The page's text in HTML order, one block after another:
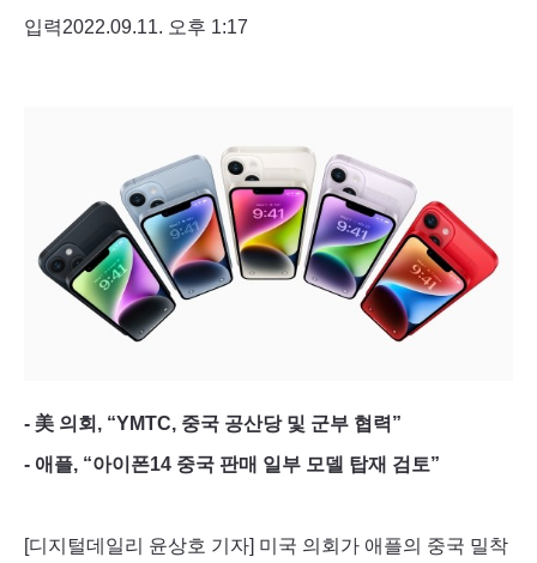
입력2022.09.11. 오후 1:17
- 美 의회, “YMTC, 중국 공산당 및 군부 협력”
- 애플, “아이폰14 중국 판매 일부 모델 탑재 검토”
[디지털데일리 윤상호 기자] 미국 의회가 애플의 중국 밀착